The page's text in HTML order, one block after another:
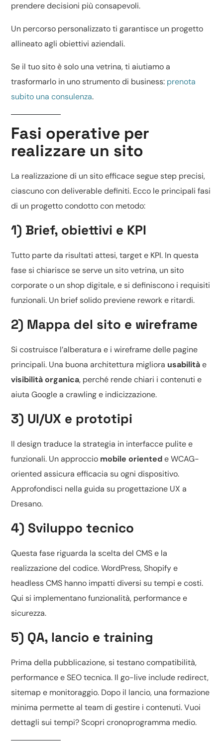
prendere decisioni più consapevoli.
Un percorso personalizzato ti garantisce un progetto
allineato agli obiettivi aziendali.
Se il tuo sito è solo una vetrina, ti aiutiamo a
trasformarlo in uno strumento di business: prenota
subito una consulenza.
Fasi operative per
realizzare un sito
La realizzazione di un sito efficace segue step precisi,
ciascuno con deliverable definiti. Ecco le principali fasi
di un progetto condotto con metodo:
1) Brief, obiettivi e KPI
Tutto parte da risultati attesi, target e KPI. In questa
fase si chiarisce se serve unsito vetrina, un sito
corporate o unshop digitale, e si definiscono i requisiti
funzionali. Un brief solido previene rework e ritardi.
2) Mappa del sito e wireframe
Si costruisce l’alberatura e i wireframe delle pagine
principali. Una buona architettura migliora usabilitàe
visibilità organica, perché rende chiari i contenuti e
aiuta Google a crawling e indicizzazione.
3) UI/UX e prototipi
Il design traduce la strategia in interfacce pulite e
funzionali. Un approccio mobile orientede WCAG-
oriented assicura efficacia su ogni dispositivo.
Approfondisci nella guida su progettazione UX a
Dresano.
4) Sviluppo tecnico
Questa fase riguarda la scelta del CMS e la
realizzazione del codice.WordPress, Shopify e
headless CMS hanno impatti diversi su tempi e costi.
Qui si implementano funzionalità, performance e
sicurezza.
5) QA, lancio e training
Prima della pubblicazione, si testano compatibilità,
performance e SEO tecnica. Il go-live include redirect,
sitemap e monitoraggio. Dopo il lancio, una formazione
minima permette al team di gestire i contenuti. Vuoi
dettagli sui tempi? Scopricronoprogramma medio.